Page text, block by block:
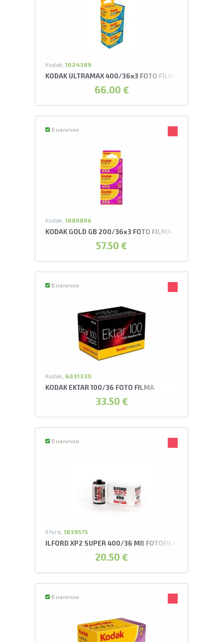
Kodak, 1024389
KODAK ULTRAMAX 400/36x3 FOTO FILMA
66.00 €
В наличии
Kodak, 1880806
KODAK GOLD GB 200/36x3 FOTO FILMA
57.50 €
В наличии
Kodak, 6031330
KODAK EKTAR 100/36 FOTO FILMA
33.50 €
В наличии
Ilford, 1839575
ILFORD XP2 SUPER 400/36 MB FOTOFILMA
20.50 €
В наличии